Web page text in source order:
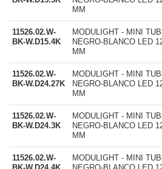
MM
11526.02.W-
BK-W.D15.4K
MODULIGHT - MINI
NEGRO-BLANCO LED
MM
11526.02.W-
BK-W.D24.27K
MODULIGHT - MINI
NEGRO-BLANCO LED
MM
11526.02.W-
BK-W.D24.3K
MODULIGHT - MINI
NEGRO-BLANCO LED
MM
11526.02.W-
MODULIGHT - MINI